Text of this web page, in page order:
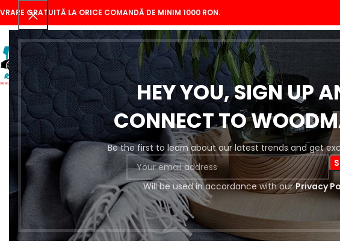
HEY YOU, SIGN UP
CONNECT TO
Be the first to learn about our latest trends and get
Will be used in accordance with ourPrivacy
GRATUITĂ LA ORICE COMANDĂ DE MINIM 1000 RON.
Se
Pregătirea este